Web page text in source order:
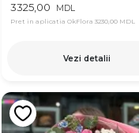
3325,00 MDL
Pret in aplicatia OkFlora 3230,00 MDL
Vezi detalii